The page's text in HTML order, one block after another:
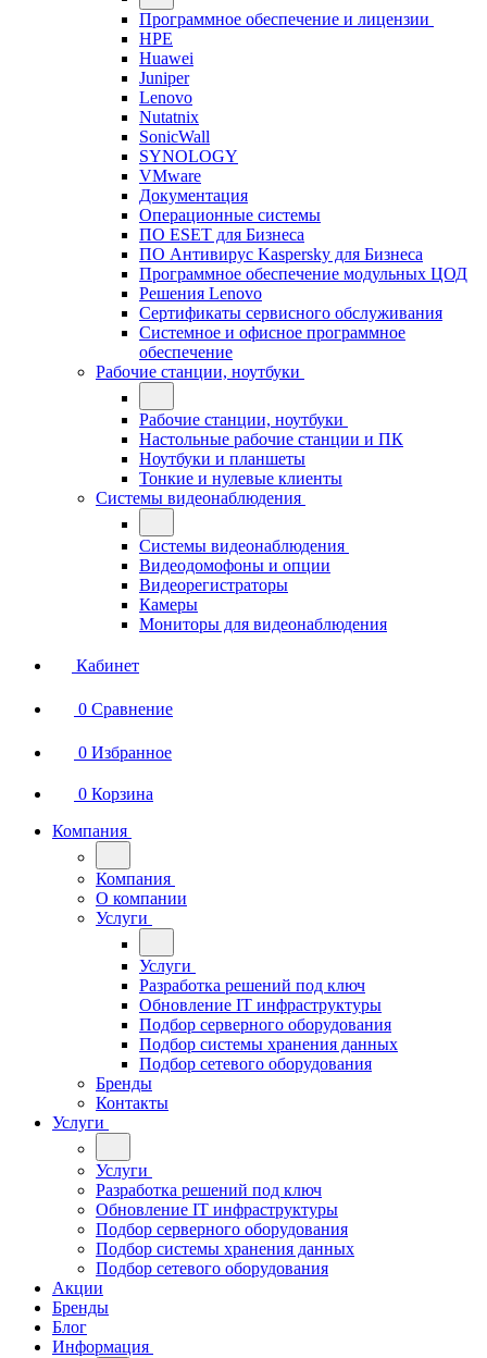
Программное обеспечение и лицензии
HPE
Huawei
Juniper
Lenovo
Nutatnix
SonicWall
SYNOLOGY
VMware
Документация
Операционные системы
ПО ESET для Бизнеса
ПО Антивирус Kaspersky для Бизнеса
Программное обеспечение модульных ЦОД
Решения Lenovo
Сертификаты сервисного обслуживания
Системное и офисное программное
обеспечение
Рабочие станции, ноутбуки
Рабочие станции, ноутбуки
Настольные рабочие станции и ПК
Ноутбуки и планшеты
Тонкие и нулевые клиенты
Системы видеонаблюдения
Системы видеонаблюдения
Видеодомофоны и опции
Видеорегистраторы
Камеры
Мониторы для видеонаблюдения
Кабинет
0 Сравнение
0 Избранное
0 Корзина
Компания
Компания
О компании
Услуги
Услуги
Разработка решений под ключ
Обновление IT инфраструктуры
Подбор серверного оборудования
Подбор системы хранения данных
Подбор сетевого оборудования
Бренды
Контакты
Услуги
Услуги
Разработка решений под ключ
Обновление IT инфраструктуры
Подбор серверного оборудования
Подбор системы хранения данных
Подбор сетевого оборудования
Акции
Бренды
Блог
Информация